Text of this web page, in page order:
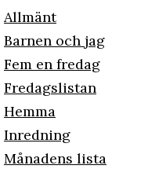
Allmänt
Barnen och jag
Fem en fredag
Fredagslistan
Hemma
Inredning
Månadens lista